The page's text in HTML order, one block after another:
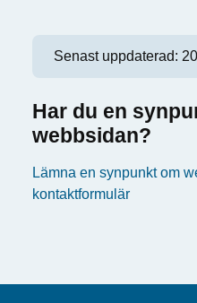
Senast uppdaterad:
Har du en
webbsidan?
Lämna en synpunkt om
kontaktformulär